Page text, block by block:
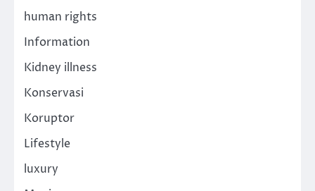
human rights
Information
Kidney illness
Konservasi
Koruptor
Lifestyle
luxury